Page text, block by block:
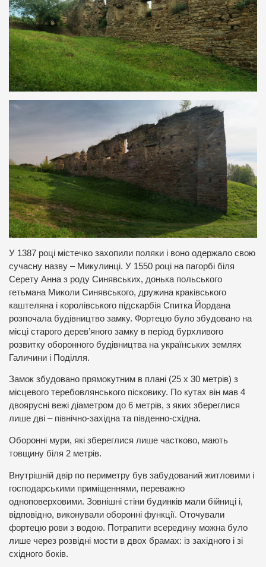
У 1387 році містечко захопили поляки і воно одержало свою
сучасну назву – Микулинці. У 1550 році на пагорбі біля
Серету Анна з роду Синявських, донька польського
гетьмана Миколи Синявського, дружина краківського
каштеляна і королівського підскарбія Спитка Йордана
розпочала будівництво замку. Фортецю було збудовано на
місці старого дерев’яного замку в період бурхливого
розвитку оборонного будівництва на українських землях
Галичини і Поділля.
Замок збудовано прямокутним в плані (25 х 30 метрів) з
місцевого теребовлянського пісковику. По кутах він мав 4
двоярусні вежі діаметром до 6 метрів, з яких збереглися
лише дві – північно-західна та південно-східна.
Оборонні мури, які збереглися лише частково, мають
товщину біля 2 метрів.
Внутрішній двір по периметру був забудований житловими і
господарськими приміщеннями, переважно
одноповерховими. Зовнішні стіни будинків мали бійниці і,
відповідно, виконували оборонні функції. Оточували
фортецю рови з водою. Потрапити всередину можна було
лише через розвідні мости в двох брамах: із західного і зі
східного боків.